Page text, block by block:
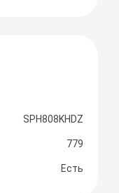
SPH808KHDZ
779
Есть